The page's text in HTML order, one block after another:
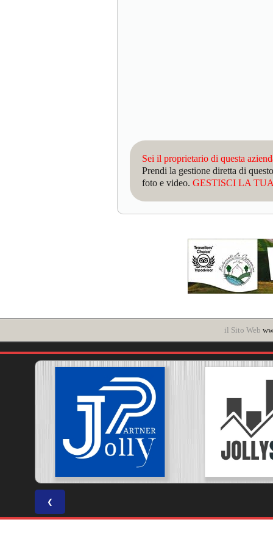
Sei il proprietario di questa
Prendi la gestione diretta di
foto e video. GESTISCI LA
il Sito Web
❮